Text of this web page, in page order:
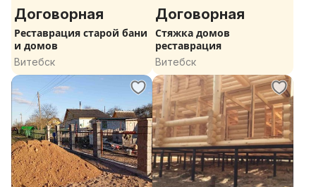
Договорная
Реставрация старой бани
и домов
Витебск
Договорная
Стяжка домов
реставрация
Витебск